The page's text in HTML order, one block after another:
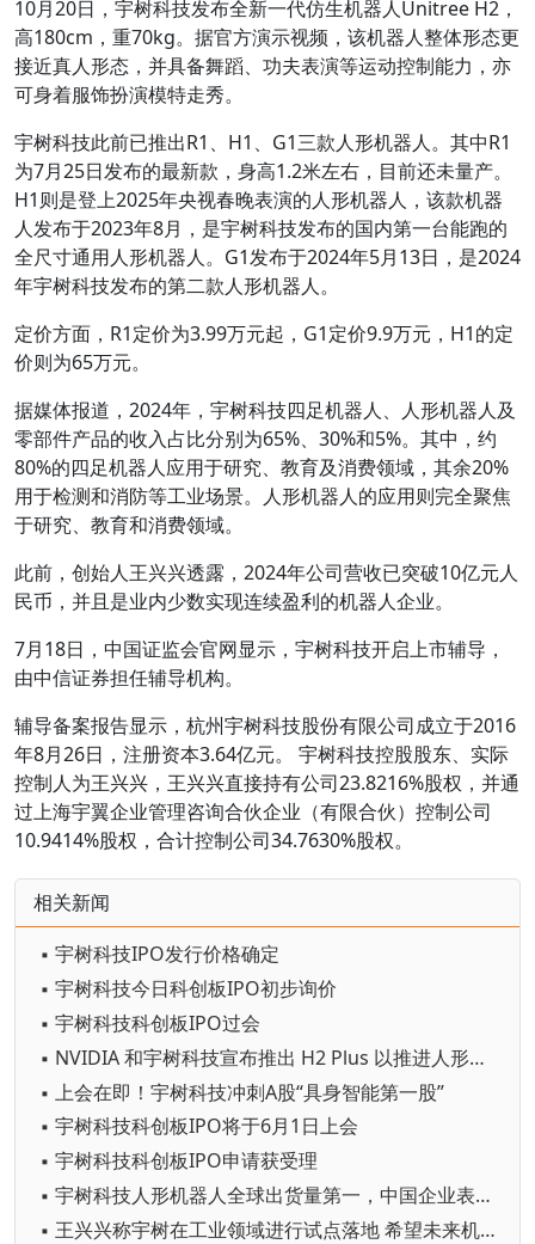
10月20日，宇树科技发布全新一代仿生机器人Unitree H2，
高180cm，重70kg。据官方演示视频，该机器人整体形态更
接近真人形态，并具备舞蹈、功夫表演等运动控制能力，亦
可身着服饰扮演模特走秀。
宇树科技此前已推出R1、H1、G1三款人形机器人。其中R1
为7月25日发布的最新款，身高1.2米左右，目前还未量产。
H1则是登上2025年央视春晚表演的人形机器人，该款机器
人发布于2023年8月，是宇树科技发布的国内第一台能跑的
全尺寸通用人形机器人。G1发布于2024年5月13日，是2024
年宇树科技发布的第二款人形机器人。
定价方面，R1定价为3.99万元起，G1定价9.9万元，H1的定
价则为65万元。
据媒体报道，2024年，宇树科技四足机器人、人形机器人及
零部件产品的收入占比分别为65%、30%和5%。其中，约
80%的四足机器人应用于研究、教育及消费领域，其余20%
用于检测和消防等工业场景。人形机器人的应用则完全聚焦
于研究、教育和消费领域。
此前，创始人王兴兴透露，2024年公司营收已突破10亿元人
民币，并且是业内少数实现连续盈利的机器人企业。
7月18日，中国证监会官网显示，宇树科技开启上市辅导，
由中信证券担任辅导机构。
辅导备案报告显示，杭州宇树科技股份有限公司成立于2016
年8月26日，注册资本3.64亿元。 宇树科技控股股东、实际
控制人为王兴兴，王兴兴直接持有公司23.8216%股权，并通
过上海宇翼企业管理咨询合伙企业（有限合伙）控制公司
10.9414%股权，合计控制公司34.7630%股权。
相关新闻
▪ 宇树科技IPO发行价格确定
▪ 宇树科技今日科创板IPO初步询价
▪ 宇树科技科创板IPO过会
▪ NVIDIA 和宇树科技宣布推出 H2 Plus 以推进人形机器人研究
▪ 上会在即！宇树科技冲刺A股“具身智能第一股”
▪ 宇树科技科创板IPO将于6月1日上会
▪ 宇树科技科创板IPO申请获受理
▪ 宇树科技人形机器人全球出货量第一，中国企业表现突出
▪ 王兴兴称宇树在工业领域进行试点落地 希望未来机器人自己生产自己